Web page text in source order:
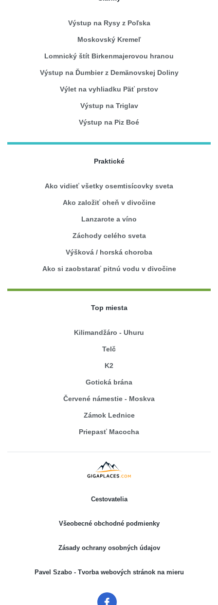
Výstup na Rysy z Poľska
Moskovský Kremeľ
Lomnický štít Birkenmajerovou hranou
Výstup na Ďumbier z Demänovskej Doliny
Výlet na vyhliadku Päť prstov
Výstup na Triglav
Výstup na Piz Boé
Praktické
Ako vidieť všetky osemtisícovky sveta
Ako založiť oheň v divočine
Lanzarote a víno
Záchody celého sveta
Výšková / horská choroba
Ako si zaobstarať pitnú vodu v divočine
Top miesta
Kilimandžáro - Uhuru
Telč
K2
Gotická brána
Červené námestie - Moskva
Zámok Lednice
Priepasť Macocha
Cestovatelia
Všeobecné obchodné podmienky
Zásady ochrany osobných údajov
Pavel Szabo - Tvorba webových stránok na mieru